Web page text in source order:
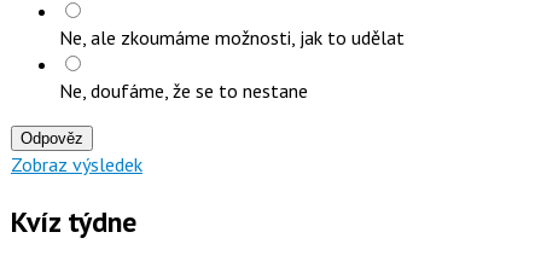
Ne, ale zkoumáme možnosti, jak to udělat
Ne, doufáme, že se to nestane
Odpověz
Zobraz výsledek
Kvíz týdne